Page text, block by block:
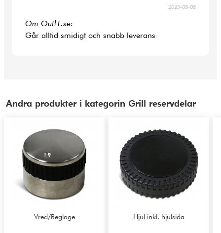
2025-08-08
Om Outl1.se:
Går alltid smidigt och snabb leverans
Andra produkter i kategorin Grill reservdelar
Vred/Reglage Hjul inkl. hjulsida